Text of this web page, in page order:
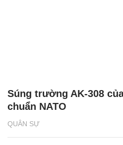
QUÂN SỰ
Súng trường AK-308
chuẩn NATO